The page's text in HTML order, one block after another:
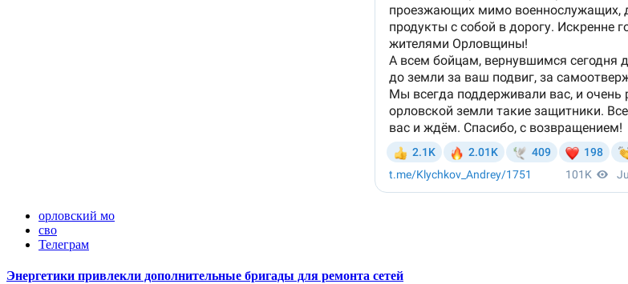
орловский мо
сво
Телеграм
Энергетики привлекли дополнительные бригады для ремонта сетей